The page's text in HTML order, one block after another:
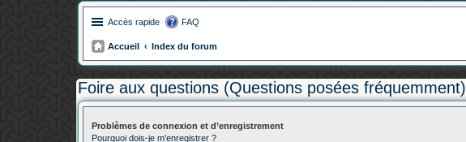
Accès rapide FAQ
Accueil Index du forum
Foire aux questions (Questions posées fréquemment)
Problèmes de connexion et d’enregistrement
Pourquoi dois-je m’enregistrer ?